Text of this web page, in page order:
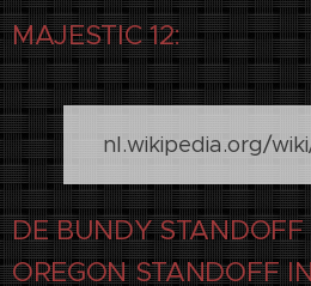
MAJESTIC 12:
nl.wikipedia.org/
DE BUNDY
OREGON STANDOFF